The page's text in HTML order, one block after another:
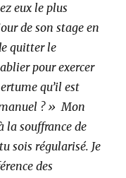
eux le plus
de son stage en
quitter le
pour exercer
qu’il est
? » Mon
la souffrance de
sois régularisé. Je
des